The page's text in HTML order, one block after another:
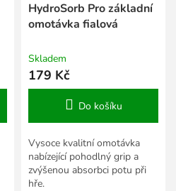
HydroSorb Pro základní
omotávka fialová
Skladem
179 Kč
Do košíku
Vysoce kvalitní omotávka
nabízející pohodlný grip a
zvýšenou absorbci potu při
hře.